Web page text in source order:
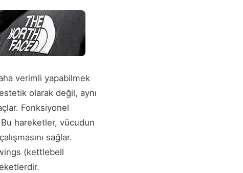
verimli yapabilmek
olarak değil, aynı
Fonksiyonel
Bu hareketler, vücudun
sağlar.
(kettlebell